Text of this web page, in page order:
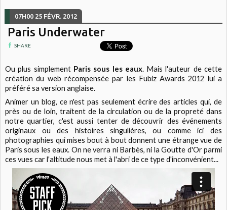
07H00 25 FÉVR. 2012
Paris Underwater
SHARE
Ou plus simplement Paris sous les eaux. Mais l'auteur de cette
création du web récompensée par les Fubiz Awards 2012 lui a
préféré sa version anglaise.
Animer un blog, ce n'est pas seulement écrire des articles qui, de
près ou de loin, traitent de la circulation ou de la propreté dans
notre quartier, c'est aussi tenter de découvrir des événements
originaux ou des histoires singulières, ou comme ici des
photographies qui mises bout à bout donnent une étrange vue de
Paris sous les eaux. On ne verra ni Barbès, ni la Goutte d'Or parmi
ces vues car l'altitude nous met à l'abri de ce type d'inconvénient...